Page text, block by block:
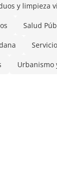
y limpieza
Salud
Urbanismo